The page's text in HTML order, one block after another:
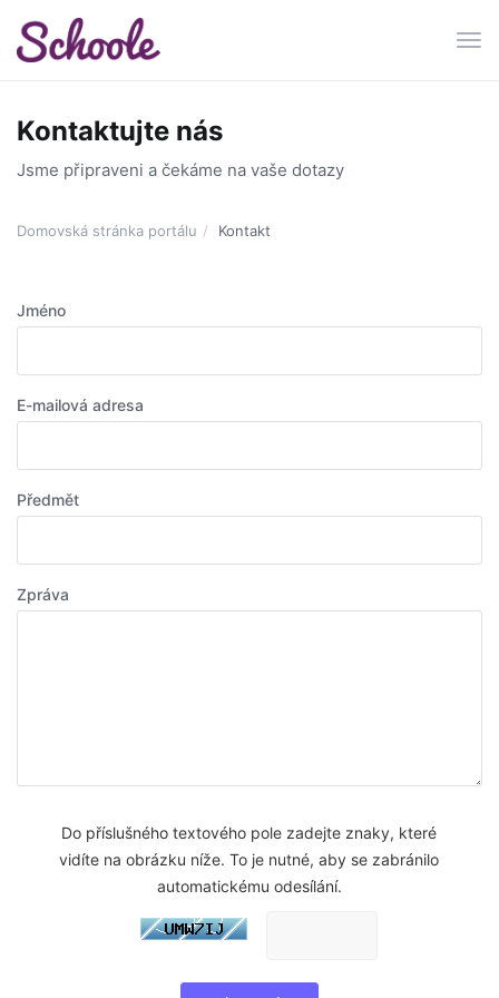
Kontaktujte nás
Jsme připraveni a čekáme na vaše dotazy
Domovská stránka portálu Kontakt
Jméno
E-mailová adresa
Předmět
Zpráva
Do příslušného textového pole zadejte znaky, které
vidíte na obrázku níže. To je nutné, aby se zabránilo
automatickému odesílání.